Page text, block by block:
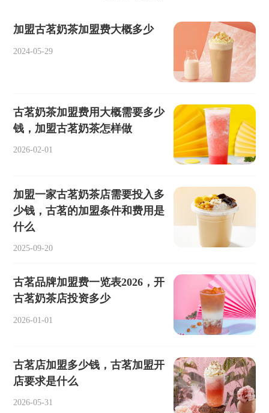
加盟古茗奶茶加盟费大概多少
2024-05-29
古茗奶茶加盟费用大概需要多少
钱，加盟古茗奶茶怎样做
2026-02-01
加盟一家古茗奶茶店需要投入多
少钱，古茗的加盟条件和费用是
什么
2025-09-20
古茗品牌加盟费一览表2026，开
古茗奶茶店投资多少
2026-01-01
古茗店加盟多少钱，古茗加盟开
店要求是什么
2026-05-31